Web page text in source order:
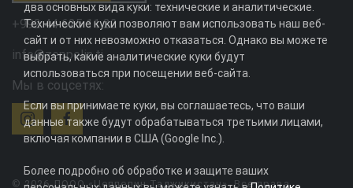
+992 44 625 11 22
info@zeppelin.tj
Мы в соцсетях:
© 2026 ДООО «Цеппелин Таджикистан». Все права
два основных вида куки: технические и аналитические.
Технические куки позволяют вам использовать наш веб-
сайт и от них невозможно отказаться. Однако вы можете
выбрать, какие аналитические куки будут
использоваться при посещении веб-сайта.
Если вы принимаете куки, вы соглашаетесь, что ваши
данные также будут обрабатываться третьими лицами,
включая компании в США (Google Inc.).
Более подробно об обработке и защите ваших